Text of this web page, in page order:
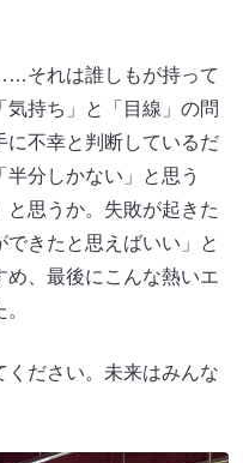
それは誰しもが持って
気持ち」と「目線」の問
に不幸と判断しているだ
分しかない」と思う
思うか。失敗が起きた
きたと思えばいい」と
め、最後にこんな熱いエ
ください。未来はみんな